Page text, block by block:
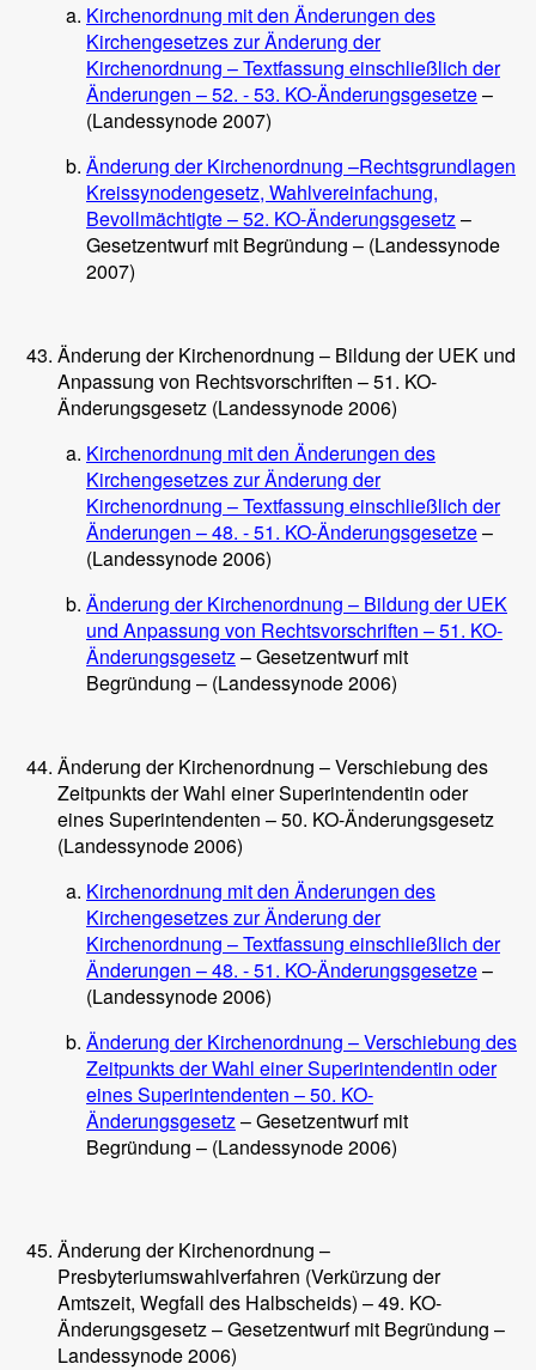
Kirchenordnung mit den Änderungen des
Kirchengesetzes zur Änderung der
Kirchenordnung – Textfassung einschließlich der
Änderungen – 52. - 53. KO-Änderungsgesetze–
(Landessynode 2007)
Änderung der Kirchenordnung –Rechtsgrundlagen
Kreissynodengesetz, Wahlvereinfachung,
Bevollmächtigte – 52. KO-Änderungsgesetz–
Gesetzentwurf mit Begründung – (Landessynode
2007)
Änderung der Kirchenordnung – Bildung der UEK und
Anpassung von Rechtsvorschriften – 51. KO-
Änderungsgesetz (Landessynode 2006)
Kirchenordnung mit den Änderungen des
Kirchengesetzes zur Änderung der
Kirchenordnung – Textfassung einschließlich der
Änderungen – 48. - 51. KO-Änderungsgesetze–
(Landessynode 2006)
Änderung der Kirchenordnung – Bildung der UEK
und Anpassung von Rechtsvorschriften – 51. KO-
Änderungsgesetz– Gesetzentwurf mit
Begründung – (Landessynode 2006)
Änderung der Kirchenordnung – Verschiebung des
Zeitpunkts der Wahl einer Superintendentin oder
eines Superintendenten – 50. KO-Änderungsgesetz
(Landessynode 2006)
Kirchenordnung mit den Änderungen des
Kirchengesetzes zur Änderung der
Kirchenordnung – Textfassung einschließlich der
Änderungen – 48. - 51. KO-Änderungsgesetze–
(Landessynode 2006)
Änderung der Kirchenordnung – Verschiebung des
Zeitpunkts der Wahl einer Superintendentin oder
eines Superintendenten – 50. KO-
Änderungsgesetz– Gesetzentwurf mit
Begründung – (Landessynode 2006)
Änderung der Kirchenordnung –
Presbyteriumswahlverfahren (Verkürzung der
Amtszeit, Wegfall des Halbscheids) – 49. KO-
Änderungsgesetz – Gesetzentwurf mit Begründung –
Landessynode 2006)